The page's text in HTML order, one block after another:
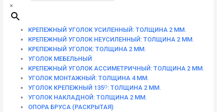
×
КРЕПЕЖНЫЙ УГОЛОК УСИЛЕННЫЙ: ТОЛЩИНА 2 ММ.
КРЕПЕЖНЫЙ УГОЛОК НЕУСИЛЕННЫЙ: ТОЛЩИНА 2 ММ.
КРЕПЕЖНЫЙ УГОЛОК: ТОЛЩИНА 2 ММ.
УГОЛОК МЕБЕЛЬНЫЙ
КРЕПЕЖНЫЙ УГОЛОК АССИМЕТРИЧНЫЙ: ТОЛЩИНА 2 ММ.
УГОЛОК МОНТАЖНЫЙ: ТОЛЩИНА 4 ММ.
УГОЛОК КРЕПЕЖНЫЙ 135ᴼ: ТОЛЩИНА 2 ММ.
УГОЛОК НАКЛАДНОЙ: ТОЛЩИНА 2 ММ.
ОПОРА БРУСА (РАСКРЫТАЯ)